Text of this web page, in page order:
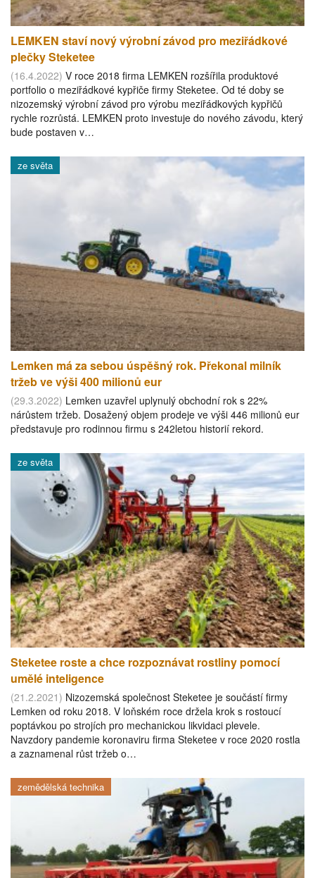
LEMKEN staví nový výrobní závod pro meziřádkové
plečky Steketee
(16.4.2022) V roce 2018 firma LEMKEN rozšířila produktové
portfolio o meziřádkové kypřiče firmy Steketee. Od té doby se
nizozemský výrobní závod pro výrobu meziřádkových kypřičů
rychle rozrůstá. LEMKEN proto investuje do nového závodu, který
bude postaven v…
ze světa
Lemken má za sebou úspěšný rok. Překonal milník
tržeb ve výši 400 milionů eur
(29.3.2022) Lemken uzavřel uplynulý obchodní rok s 22%
nárůstem tržeb. Dosažený objem prodeje ve výši 446 milionů eur
představuje pro rodinnou firmu s 242letou historií rekord.
ze světa
Steketee roste a chce rozpoznávat rostliny pomocí
umělé inteligence
(21.2.2021) Nizozemská společnost Steketee je součástí firmy
Lemken od roku 2018. V loňském roce držela krok s rostoucí
poptávkou po strojích pro mechanickou likvidaci plevele.
Navzdory pandemie koronaviru firma Steketee v roce 2020 rostla
a zaznamenal růst tržeb o…
zemědělská technika